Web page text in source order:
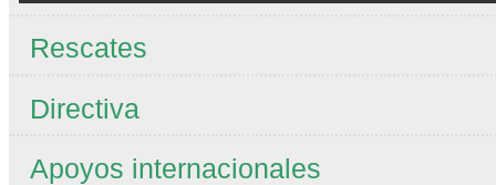
Rescates
Directiva
Apoyos internacionales